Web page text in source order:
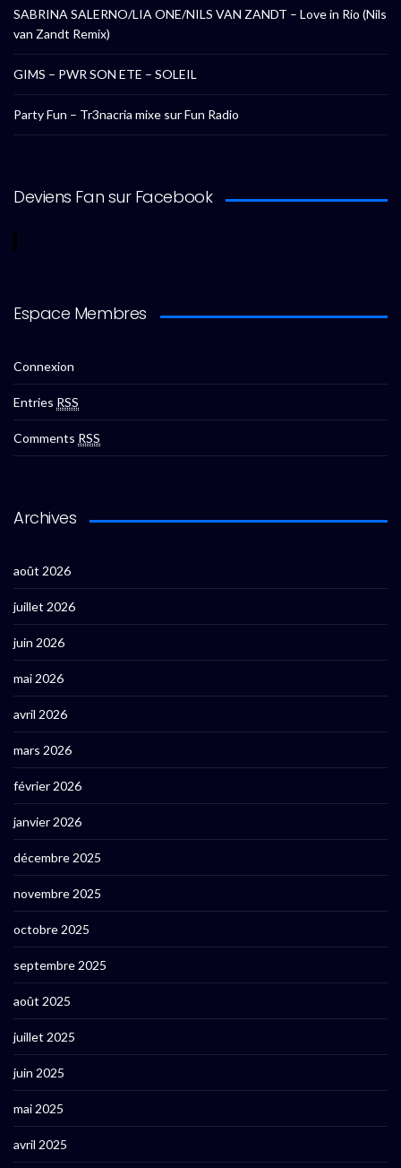
SABRINA SALERNO/LIA ONE/NILS VAN ZANDT – Love in Rio (Nils
van Zandt Remix)
GIMS – PWR SON ETE – SOLEIL
Party Fun – Tr3nacria mixe sur Fun Radio
Deviens Fan sur Facebook
Espace Membres
Connexion
Entries RSS
Comments RSS
Archives
août 2026
juillet 2026
juin 2026
mai 2026
avril 2026
mars 2026
février 2026
janvier 2026
décembre 2025
novembre 2025
octobre 2025
septembre 2025
août 2025
juillet 2025
juin 2025
mai 2025
avril 2025